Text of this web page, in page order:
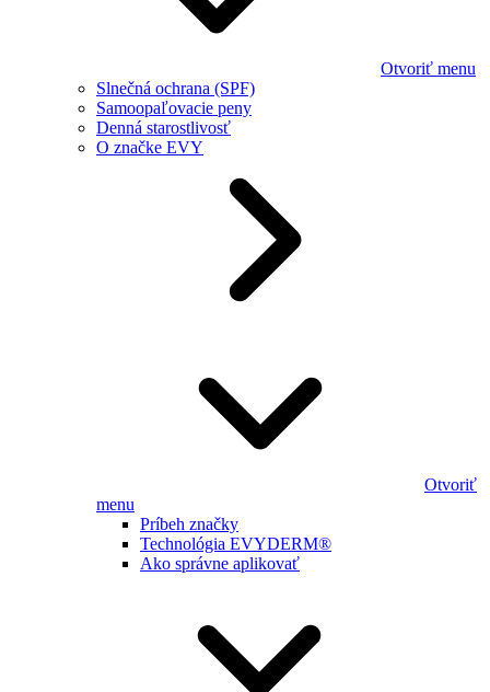
Otvoriť menu
Slnečná ochrana (SPF)
Samoopaľovacie peny
Denná starostlivosť
O značke EVY
Otvoriť
menu
Príbeh značky
Technológia EVYDERM®
Ako správne aplikovať